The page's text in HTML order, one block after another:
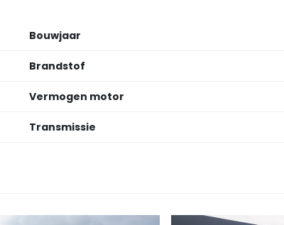
Bouwjaar
Brandstof
Vermogen motor
Transmissie